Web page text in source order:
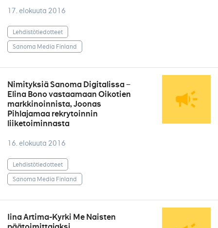
17. elokuuta 2016
Lehdistötiedotteet
Sanoma Media Finland
Nimityksiä Sanoma Digitalissa −
Elina Bono vastaamaan Oikotien
markkinoinnista, Joonas
Pihlajamaa rekrytoinnin
liiketoiminnasta
16. elokuuta 2016
Lehdistötiedotteet
Sanoma Media Finland
Iina Artima-Kyrki Me Naisten